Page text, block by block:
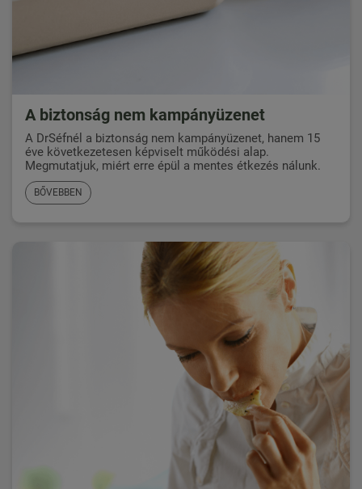
A biztonság nem kampányüzenet
A DrSéfnél a biztonság nem kampányüzenet, hanem 15
éve következetesen képviselt működési alap.
Megmutatjuk, miért erre épül a mentes étkezés nálunk.
BŐVEBBEN